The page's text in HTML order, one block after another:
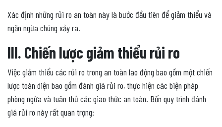
Xác định những rủi ro an toàn này là bước đầu tiên để giảm thiểu và
ngăn ngừa chúng xảy ra.
III. Chiến lược giảm thiểu rủi ro
Việc giảm thiểu các rủi ro trong an toàn lao động bao gồm một chiến
lược toàn diện bao gồm đánh giá rủi ro, thực hiện các biện pháp
phòng ngừa và tuân thủ các giao thức an toàn. Bốn quy trình đánh
giá rủi ro này rất quan trọng: